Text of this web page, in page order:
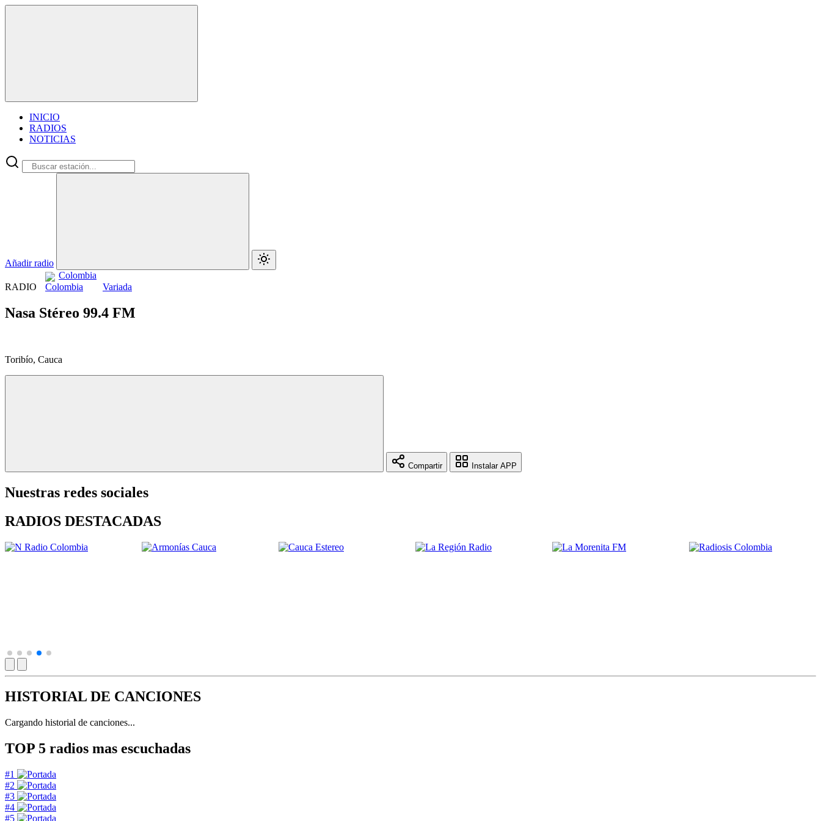
INICIO
RADIOS
NOTICIAS
Añadir radio
RADIO
Colombia
Variada
Nasa Stéreo 99.4 FM
Toribío, Cauca
Compartir Instalar APP
Nuestras redes sociales
RADIOS DESTACADAS
HISTORIAL DE CANCIONES
Cargando historial de canciones...
TOP 5 radios mas escuchadas
#1
#2
#3
#4
#5